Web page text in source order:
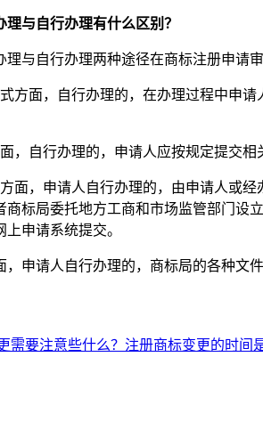
与自行办理有什么区别？
理与自行办理两种途径在商标注册申请
方面，自行办理的，在办理过程中申
，自行办理的，申请人应按规定提交
面，申请人自行办理的，由申请人或
商标局委托地方工商和市场监管部门设
申请系统提交。
，申请人自行办理的，商标局的各种文
需要注意些什么？注册商标变更的时间